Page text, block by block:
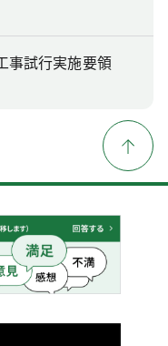
事試行実施要領